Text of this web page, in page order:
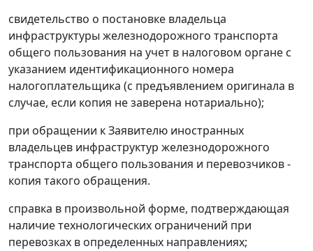
свидетельство о постановке владельца
инфраструктуры железнодорожного транспорта
общего пользования на учет в налоговом органе с
указанием идентификационного номера
налогоплательщика (с предъявлением оригинала в
случае, если копия не заверена нотариально);
при обращении к Заявителю иностранных
владельцев инфраструктур железнодорожного
транспорта общего пользования и перевозчиков -
копия такого обращения.
справка в произвольной форме, подтверждающая
наличие технологических ограничений при
перевозках в определенных направлениях;